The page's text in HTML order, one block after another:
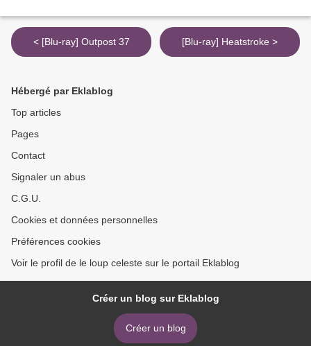
< [Blu-ray] Outpost 37 [Blu-ray] Heatstroke >
Hébergé par Eklablog
Top articles
Pages
Contact
Signaler un abus
C.G.U.
Cookies et données personnelles
Préférences cookies
Voir le profil de le loup celeste sur le portail Eklablog
Créer un blog sur Eklablog
Créer un blog